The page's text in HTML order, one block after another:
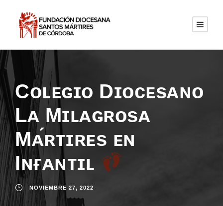
Cᴏʟᴇɢɪᴏ Dɪᴏᴄᴇsᴀɴᴏ
Lᴀ Mɪʟᴀɢʀᴏsᴀ
Mᴀ́ʀᴛɪʀᴇs ᴇɴ
Iɴғᴀɴᴛɪʟ
NOVIEMBRE 27, 2022